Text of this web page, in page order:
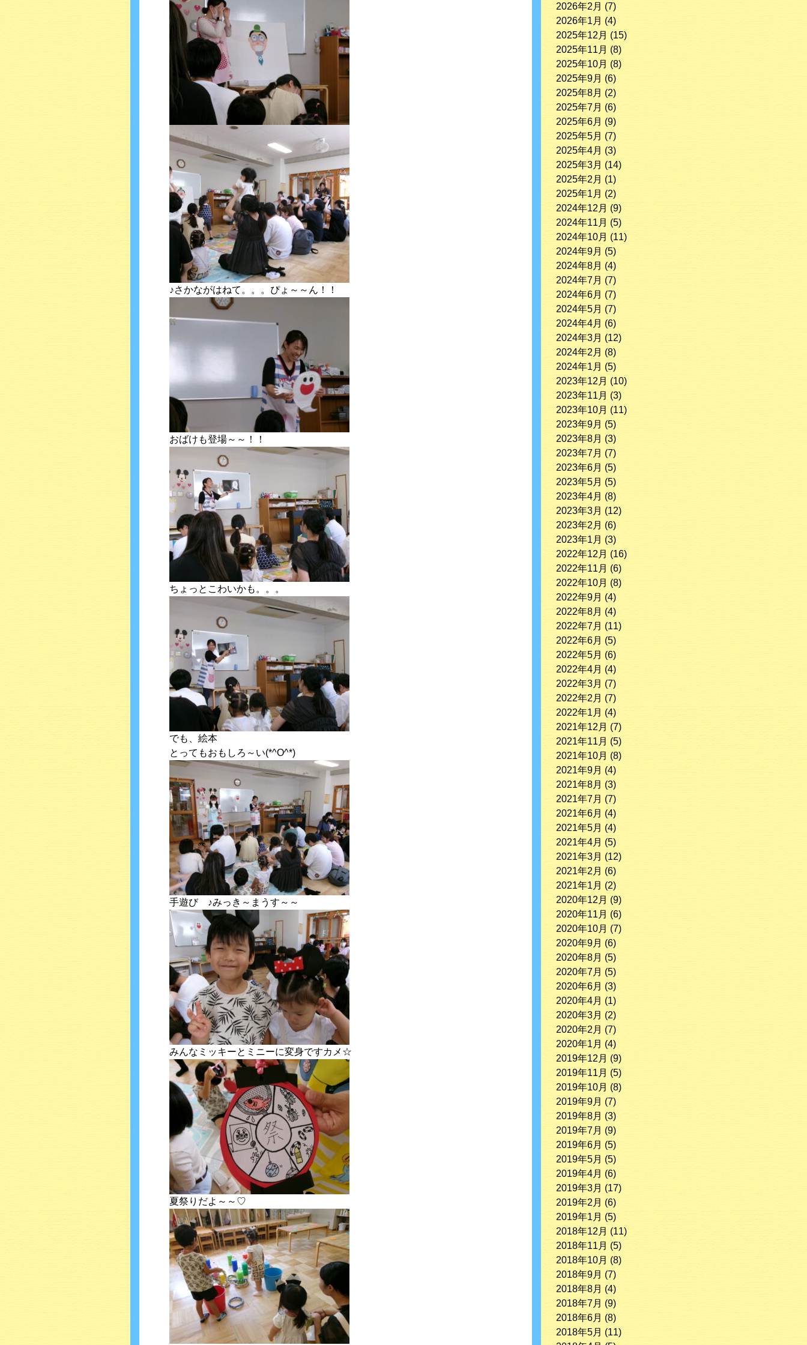
♪さかながはねて。。。ぴょ～～ん！！
おばけも登場～～！！
ちょっとこわいかも。。。
でも、絵本
とってもおもしろ～い(*^O^*)
手遊び ♪みっき～まうす～～
みんなミッキーとミニーに変身ですカメ☆
夏祭りだよ～～♡
2026年2月 (7)
2026年1月 (4)
2025年12月 (15)
2025年11月 (8)
2025年10月 (8)
2025年9月 (6)
2025年8月 (2)
2025年7月 (6)
2025年6月 (9)
2025年5月 (7)
2025年4月 (3)
2025年3月 (14)
2025年2月 (1)
2025年1月 (2)
2024年12月 (9)
2024年11月 (5)
2024年10月 (11)
2024年9月 (5)
2024年8月 (4)
2024年7月 (7)
2024年6月 (7)
2024年5月 (7)
2024年4月 (6)
2024年3月 (12)
2024年2月 (8)
2024年1月 (5)
2023年12月 (10)
2023年11月 (3)
2023年10月 (11)
2023年9月 (5)
2023年8月 (3)
2023年7月 (7)
2023年6月 (5)
2023年5月 (5)
2023年4月 (8)
2023年3月 (12)
2023年2月 (6)
2023年1月 (3)
2022年12月 (16)
2022年11月 (6)
2022年10月 (8)
2022年9月 (4)
2022年8月 (4)
2022年7月 (11)
2022年6月 (5)
2022年5月 (6)
2022年4月 (4)
2022年3月 (7)
2022年2月 (7)
2022年1月 (4)
2021年12月 (7)
2021年11月 (5)
2021年10月 (8)
2021年9月 (4)
2021年8月 (3)
2021年7月 (7)
2021年6月 (4)
2021年5月 (4)
2021年4月 (5)
2021年3月 (12)
2021年2月 (6)
2021年1月 (2)
2020年12月 (9)
2020年11月 (6)
2020年10月 (7)
2020年9月 (6)
2020年8月 (5)
2020年7月 (5)
2020年6月 (3)
2020年4月 (1)
2020年3月 (2)
2020年2月 (7)
2020年1月 (4)
2019年12月 (9)
2019年11月 (5)
2019年10月 (8)
2019年9月 (7)
2019年8月 (3)
2019年7月 (9)
2019年6月 (5)
2019年5月 (5)
2019年4月 (6)
2019年3月 (17)
2019年2月 (6)
2019年1月 (5)
2018年12月 (11)
2018年11月 (5)
2018年10月 (8)
2018年9月 (7)
2018年8月 (4)
2018年7月 (9)
2018年6月 (8)
2018年5月 (11)